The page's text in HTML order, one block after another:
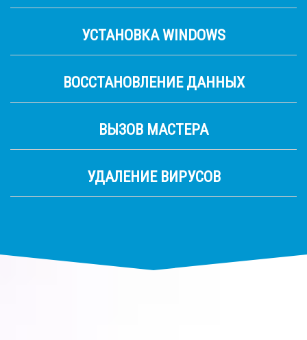
УСТАНОВКА WINDOWS
ВОССТАНОВЛЕНИЕ ДАННЫХ
ВЫЗОВ МАСТЕРА
УДАЛЕНИЕ ВИРУСОВ